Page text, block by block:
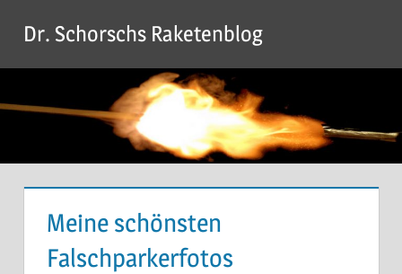
Inhalt
springen
Dr. Schorschs Raketenblog
Meine schönsten
Falschparkerfotos